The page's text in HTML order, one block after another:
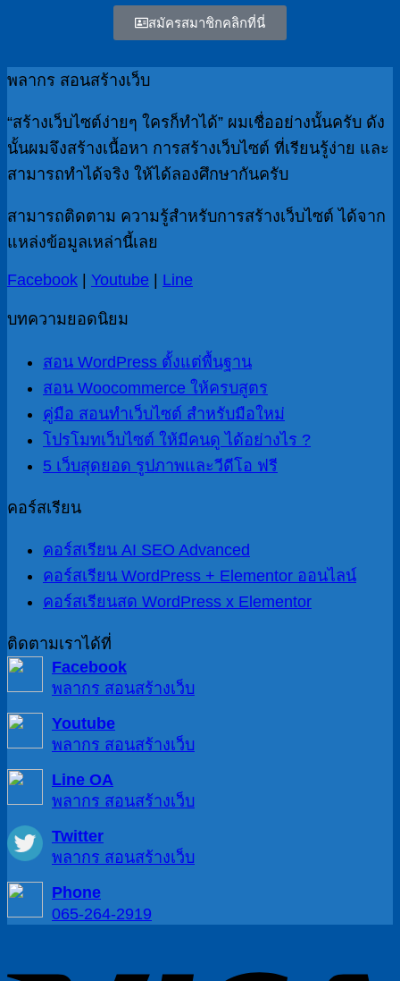
สมัครสมาชิกคลิกที่นี่
พลากร สอนสร้างเว็บ
“สร้างเว็บไซต์ง่ายๆ ใครก็ทำได้” ผมเชื่ออย่างนั้นครับ ดัง
นั้นผมจึงสร้างเนื้อหา การสร้างเว็บไซต์ ที่เรียนรู้ง่าย และ
สามารถทำได้จริง ให้ได้ลองศึกษากันครับ
สามารถติดตาม ความรู้สำหรับการสร้างเว็บไซต์ ได้จาก
แหล่งข้อมูลเหล่านี้เลย
Facebook Youtube Line
บทความยอดนิยม
สอน WordPress ตั้งแต่พื้นฐาน
สอน Woocommerce ให้ครบสูตร
คู่มือ สอนทำเว็บไซต์ สำหรับมือใหม่
โปรโมทเว็บไซต์ ให้มีคนดู ได้อย่างไร ?
5 เว็บสุดยอด รูปภาพและวีดีโอ ฟรี
คอร์สเรียน
คอร์สเรียน AI SEO Advanced
คอร์สเรียน WordPress + Elementor ออนไลน์
คอร์สเรียนสด WordPress x Elementor
ติดตามเราได้ที่
Facebook
พลากร สอนสร้างเว็บ
Youtube
พลากร สอนสร้างเว็บ
Line OA
พลากร สอนสร้างเว็บ
Twitter
พลากร สอนสร้างเว็บ
Phone
065-264-2919